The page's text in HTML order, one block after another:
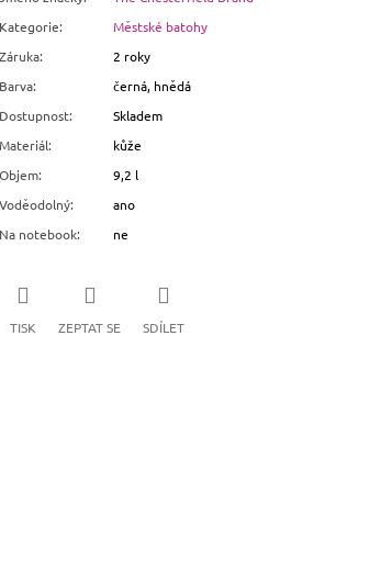
Kategorie:
Městské batohy
Záruka:
2 roky
Barva:
černá, hnědá
Dostupnost:
Skladem
Materiál:
kůže
Objem:
9,2 l
Voděodolný:
ano
Na notebook: ne
TISK ZEPTAT SE SDÍLET